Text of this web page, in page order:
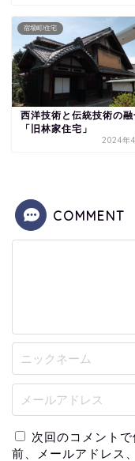
宿場町/住宅
西洋技術と伝統技術の融
「旧林家住宅」
2024年
COMMENT
次回のコメント
前、メールアドレス